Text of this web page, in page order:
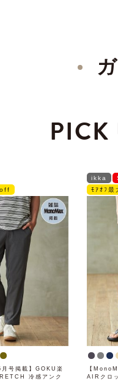
PICK
号掲載】GOKU楽
冷感アンク
ikka
ﾓｱｵﾌ
【
AIRクロ